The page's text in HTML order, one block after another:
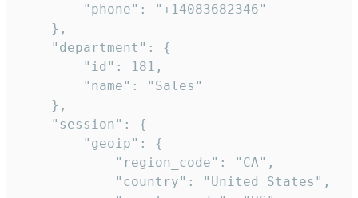
        "phone": "+14083682346"
    },
    "department": {
        "id": 181,
        "name": "Sales"
    },
    "session": {
        "geoip": {
            "region_code": "CA",
            "country": "United States",